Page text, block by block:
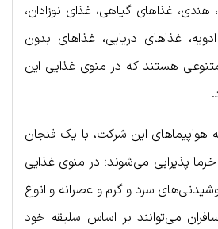
هندی، غذاهای گیاهی، غذای نوزادان،
غذاهای دریایی، غذاهای بدون
متنوعی هستند که در منوی غذایی این
هواپیماهای این شرکت، با یک فنجان
پذیرایی می‌شوند؛ در منوی غذایی
سرد و گرم و عصرانه و انواع
می‌توانند بر اساس سلیقه خود